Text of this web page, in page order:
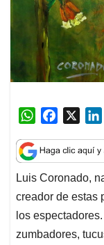
W
a
t
s
A
p
p
c
e
b
o
o
k
Luis Coronado,
creador de estas
los
zumbadores,